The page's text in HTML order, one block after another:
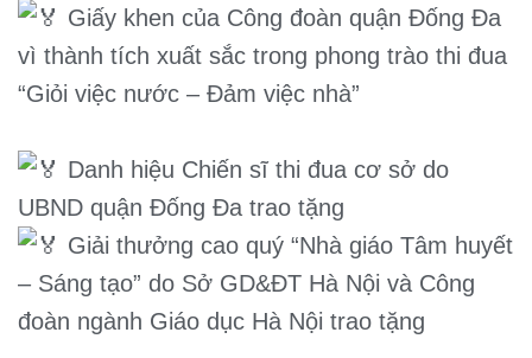
Giấy khen của Công đoàn quận Đống Đa
vì thành tích xuất sắc trong phong trào thi đua
“Giỏi việc nước – Đảm việc nhà”
Danh hiệu Chiến sĩ thi đua cơ sở do
UBND quận Đống Đa trao tặng
Giải thưởng cao quý “Nhà giáo Tâm huyết
– Sáng tạo” do Sở GD&ĐT Hà Nội và Công
đoàn ngành Giáo dục Hà Nội trao tặng